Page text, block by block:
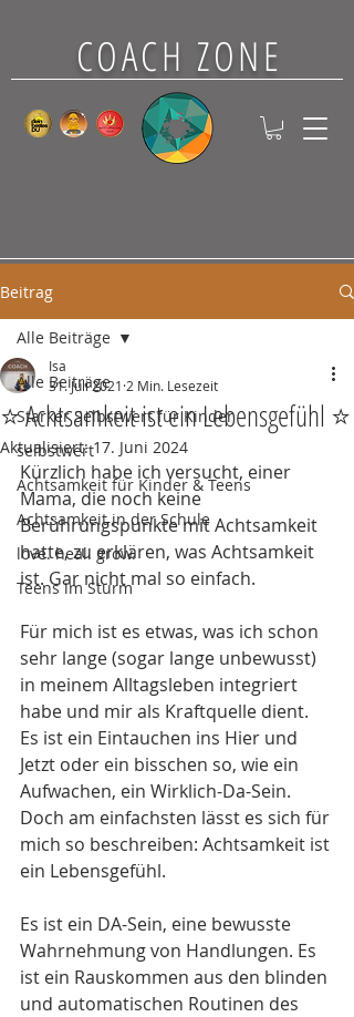
COACH ZONE
Beitrag
Alle Beiträge
Starker Selbstwert für Kinder
selbstwert
Achtsamkeit für Kinder & Teens
Achtsamkeit in der Schule
love. heal. grow.
Teens im Sturm
Alle Beiträge
⭐ Achtsamkeit ist ein Lebensgefühl ⭐
Isa
31. Juli 2021 2 Min. Lesezeit
Aktualisiert:17. Juni 2024
Kürzlich habe ich versucht, einer
Mama, die noch keine
Berührungspunkte mit Achtsamkeit
hatte, zu erklären, was Achtsamkeit
ist. Gar nicht mal so einfach.
Für mich ist es etwas, was ich schon
sehr lange (sogar lange unbewusst)
in meinem Alltagsleben integriert
habe und mir als Kraftquelle dient.
Es ist ein Eintauchen ins Hier und
Jetzt oder ein bisschen so, wie ein
Aufwachen, ein Wirklich-Da-Sein.
Doch am einfachsten lässt es sich für
mich so beschreiben: Achtsamkeit ist
ein Lebensgefühl.
Es ist ein DA-Sein, eine bewusste
Wahrnehmung von Handlungen. Es
ist ein Rauskommen aus den blinden
und automatischen Routinen des